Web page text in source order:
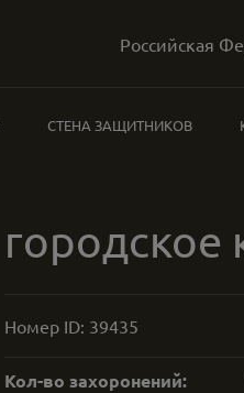
Российская
СТЕНА ЗАЩИТНИКОВ
Номер ID: 39435
Кол-во захоронений: